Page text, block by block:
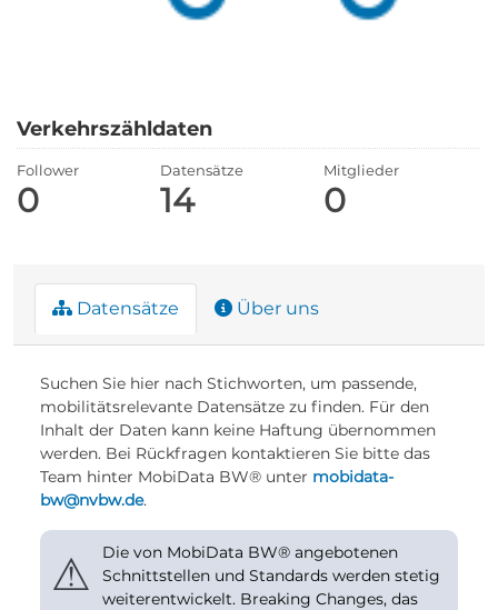
Verkehrszähldaten
Follower
0
Datensätze
14
Mitglieder
0
Datensätze Über uns
Suchen Sie hier nach Stichworten, um passende,
mobilitätsrelevante Datensätze zu finden. Für den
Inhalt der Daten kann keine Haftung übernommen
werden. Bei Rückfragen kontaktieren Sie bitte das
Team hinter MobiData BW® unter mobidata-
bw@nvbw.de.
⚠
Die von MobiData BW® angebotenen
Schnittstellen und Standards werden stetig
weiterentwickelt. Breaking Changes, das